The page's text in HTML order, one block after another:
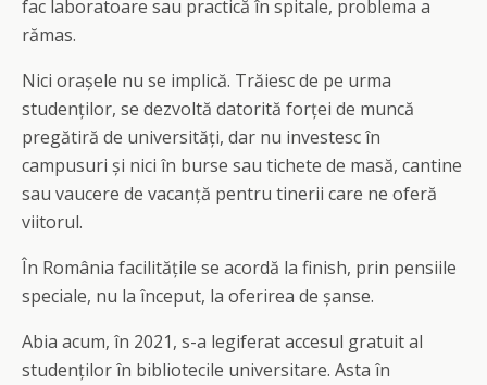
fac laboratoare sau practică în spitale, problema a
rămas.
Nici orașele nu se implică. Trăiesc de pe urma
studenților, se dezvoltă datorită forței de muncă
pregătiră de universități, dar nu investesc în
campusuri și nici în burse sau tichete de masă, cantine
sau vaucere de vacanță pentru tinerii care ne oferă
viitorul.
În România facilitățile se acordă la finish, prin pensiile
speciale, nu la început, la oferirea de șanse.
Abia acum, în 2021, s-a legiferat accesul gratuit al
studenților în bibliotecile universitare. Asta în